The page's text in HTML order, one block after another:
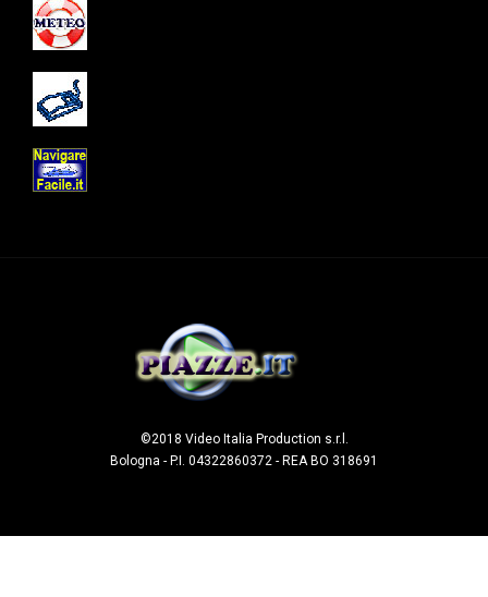
©2018 Video Italia Production s.r.l.
Bologna - P.I. 04322860372 - REA BO 318691